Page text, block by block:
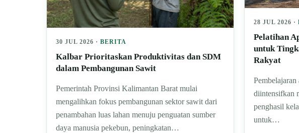
30 JUL 2026 · BERITA
Kalbar Prioritaskan Produktivitas dan SDM
dalam Pembangunan Sawit
Pemerintah Provinsi Kalimantan Barat mulai
mengalihkan fokus pembangunan sektor sawit dari
penambahan luas lahan menuju penguatan sumber
daya manusia pekebun, peningkatan…
28 JUL 2026 ·
Pelatihan
untuk
Rakyat
diintensifkan
penghasil
untuk…